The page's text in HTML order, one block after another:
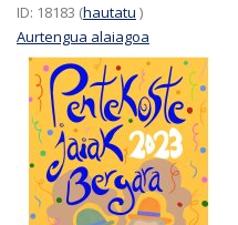
ID: 18183 (hautatu )
Aurtengua alaiagoa